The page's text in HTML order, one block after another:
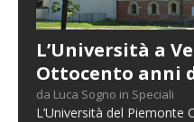
L’Università a
Ottocento anni
da Luca Sogno in Speciali
L’Università del Piemonte